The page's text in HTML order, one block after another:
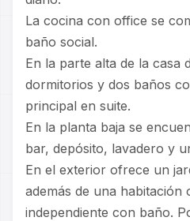
La cocina con office se
baño social.
En la parte alta de la casa
dormitorios y dos baños
principal en suite.
En la planta baja se
bar, depósito, lavadero y
En el exterior ofrece un
además de una habitación
independiente con baño.